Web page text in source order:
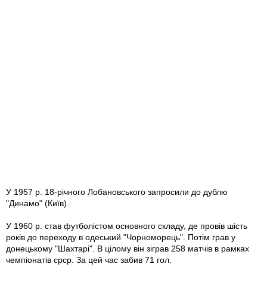
У 1957 р. 18-річного Лобановського запросили до дублю
"Динамо" (Київ).
У 1960 р. став футболістом основного складу, де провів шість
років до переходу в одеський "Чорноморець". Потім грав у
донецькому "Шахтарі". В цілому він зіграв 258 матчів в рамках
чемпіонатів срср. За цей час забив 71 гол.